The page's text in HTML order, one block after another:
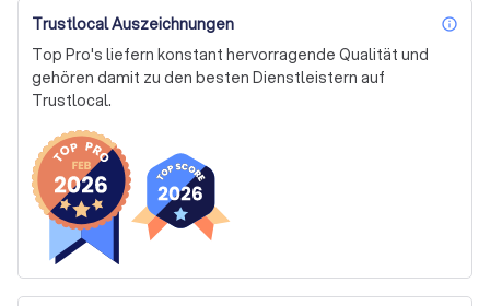
Trustlocal Auszeichnungen
Top Pro's liefern konstant hervorragende Qualität und
gehören damit zu den besten Dienstleistern auf
Trustlocal.